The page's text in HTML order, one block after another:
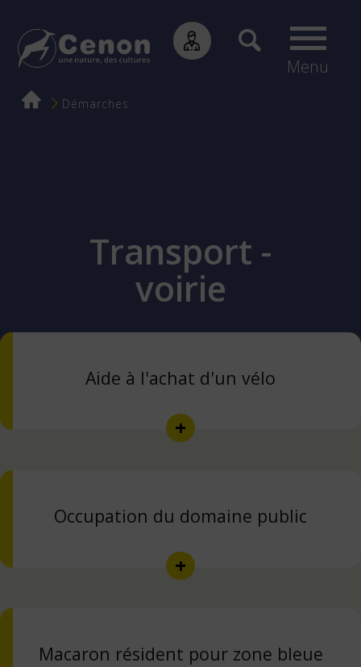
Menu
Fil
Démarches
Transport -
voirie
Aide à l'achat d'un vélo
+
Occupation du domaine public
+
Macaron résident pour zone bleue